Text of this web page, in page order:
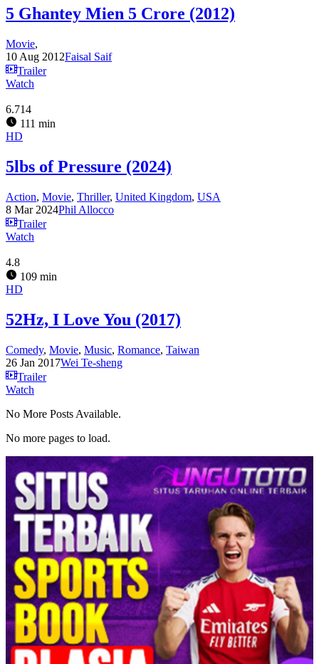
5 Ghantey Mien 5 Crore (2012)
Movie,
10 Aug 2012Faisal Saif
Trailer
Watch
6.714
111 min
HD
5lbs of Pressure (2024)
Action, Movie, Thriller, United Kingdom, USA
8 Mar 2024Phil Allocco
Trailer
Watch
4.8
109 min
HD
52Hz, I Love You (2017)
Comedy, Movie, Music, Romance, Taiwan
26 Jan 2017Wei Te-sheng
Trailer
Watch
No More Posts Available.
No more pages to load.